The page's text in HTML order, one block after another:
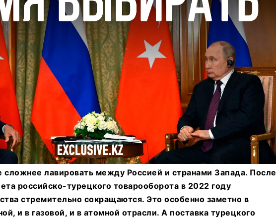
сложнее лавировать между Россией и странами Запада. После
российско-турецкого товарооборота в 2022 году
стремительно сокращаются. Это особенно заметно в
и в газовой, и в атомной отрасли. А поставка турецкого